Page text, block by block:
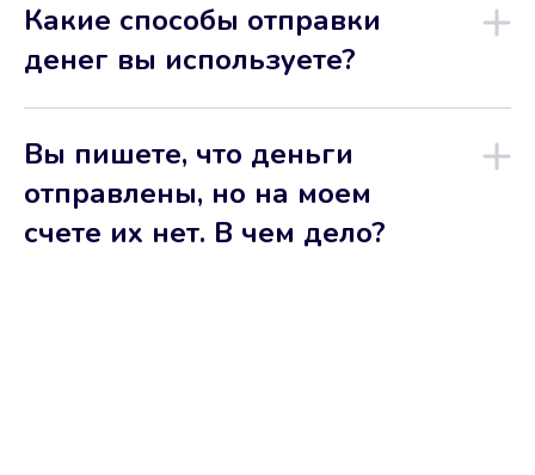
Какие способы отправки
денег вы используете?
Вы пишете, что деньги
отправлены, но на моем
счете их нет. В чем дело?